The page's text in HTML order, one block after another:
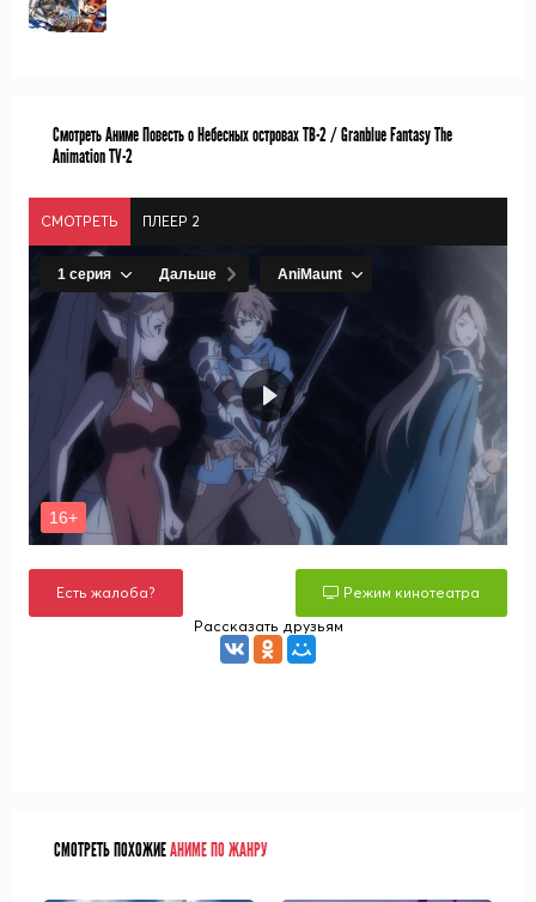
Смотреть Аниме Повесть о Небесных островах ТВ-2 / Granblue Fantasy The
Animation TV-2
СМОТРЕТЬ ПЛЕЕР 2
Есть жалоба?
Режим кинотеатра
Рассказать друзьям
СМОТРЕТЬ ПОХОЖИЕАНИМЕ ПО ЖАНРУ